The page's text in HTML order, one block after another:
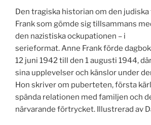
Den tragiska historian om den judiska
Frank som gömde sig tillsammans
den nazistiska ockupationen – i
serieformat. Anne Frank förde
12 juni 1942 till den 1 augusti 1944,
sina upplevelser och känslor under
Hon skriver om puberteten, första
spända relationen med familjen och
närvarande förtrycket. Illustrerad av